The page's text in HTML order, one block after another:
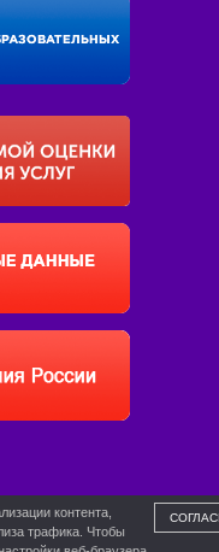
контента,
трафика. Чтобы